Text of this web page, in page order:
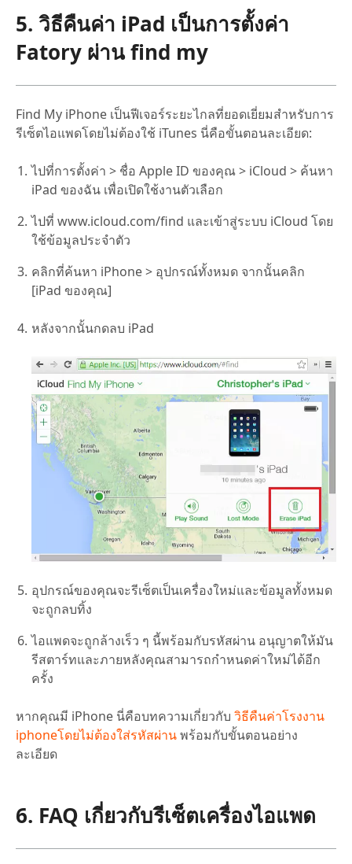
5. วิธีคืนค่า iPad เป็นการตั้งค่า
Fatory ผ่าน find my
Find My iPhone เป็นฟีเจอร์ระยะไกลที่ยอดเยี่ยมสำหรับการ
รีเซ็ตไอแพดโดยไม่ต้องใช้ iTunes นี่คือขั้นตอนละเอียด:
ไปที่การตั้งค่า > ชื่อ Apple ID ของคุณ > iCloud > ค้นหา
iPad ของฉัน เพื่อเปิดใช้งานตัวเลือก
ไปที่ www.icloud.com/find และเข้าสู่ระบบ iCloud โดย
ใช้ข้อมูลประจำตัว
คลิกที่ค้นหา iPhone > อุปกรณ์ทั้งหมด จากนั้นคลิก
[iPad ของคุณ]
หลังจากนั้นกดลบ iPad
อุปกรณ์ของคุณจะรีเซ็ตเป็นเครื่องใหม่และข้อมูลทั้งหมด
จะถูกลบทิ้ง
ไอแพดจะถูกล้างเร็ว ๆ นี้พร้อมกับรหัสผ่าน อนุญาตให้มัน
รีสตาร์ทและภายหลังคุณสามารถกำหนดค่าใหม่ได้อีก
ครั้ง
หากคุณมี iPhone นี่คือบทความเกี่ยวกับ วิธีคืนค่าโรงงาน
iphoneโดยไม่ต้องใส่รหัสผ่านพร้อมกับขั้นตอนอย่าง
ละเอียด
6. FAQ เกี่ยวกับรีเซ็ตเครื่องไอแพด